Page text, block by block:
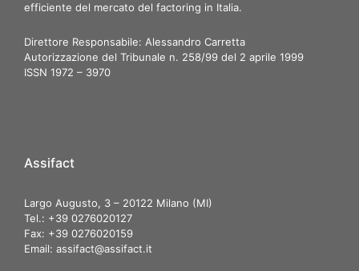
efficiente del mercato del factoring in Italia.
Direttore Responsabile: Alessandro Carretta
Autorizzazione del Tribunale n. 258/99 del 2 aprile 1999
ISSN 1972 – 3970
Assifact
Largo Augusto, 3 – 20122 Milano (MI)
Tel.: +39 0276020127
Fax: +39 0276020159
Email: assifact@assifact.it